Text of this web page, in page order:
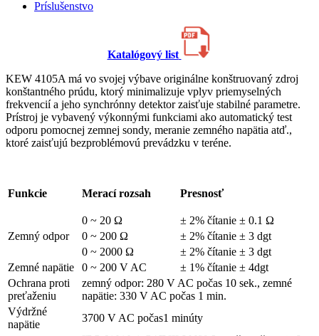
Príslušenstvo
Katalógový list
KEW 4105A má vo svojej výbave originálne konštruovaný zdroj
konštantného prúdu, ktorý minimalizuje vplyv priemyselných
frekvencií a jeho synchrónny detektor zaisťuje stabilné parametre.
Prístroj je vybavený výkonnými funkciami ako automatický test
odporu pomocnej zemnej sondy, meranie zemného napätia atď.,
ktoré zaisťujú bezproblémovú prevádzku v teréne.
Funkcie Merací rozsah Presnosť
Zemný odpor
0 ~ 20 Ω
± 2% čítanie ± 0.1 Ω
0 ~ 200 Ω
± 2% čítanie ± 3 dgt
0 ~ 2000 Ω
± 2% čítanie ± 3 dgt
Zemné napätie
0 ~ 200 V AC
± 1% čítanie ± 4dgt
Ochrana proti
preťaženiu
zemný odpor: 280 V AC počas 10 sek., zemné
napätie: 330 V AC počas 1 min.
Výdržné
napätie
3700 V AC počas1 minúty